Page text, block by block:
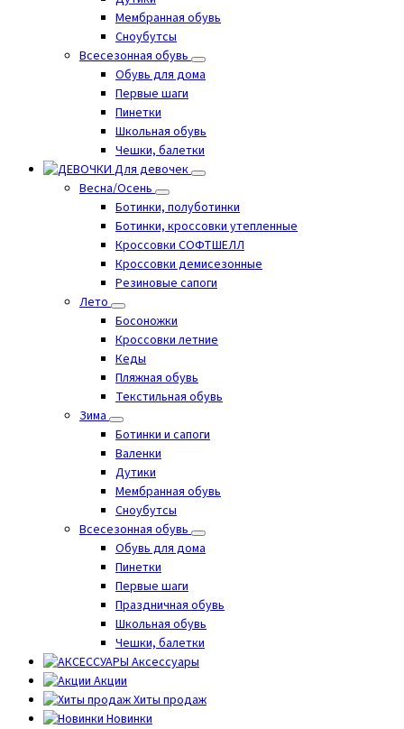
Мембранная обувь
Сноубутсы
Всесезонная обувь
Обувь для дома
Первые шаги
Пинетки
Школьная обувь
Чешки, балетки
Для девочек
Весна/Осень
Ботинки, полуботинки
Ботинки, кроссовки утепленные
Кроссовки СОФТШЕЛЛ
Кроссовки демисезонные
Резиновые сапоги
Лето
Босоножки
Кроссовки летние
Кеды
Пляжная обувь
Текстильная обувь
Зима
Ботинки и сапоги
Валенки
Дутики
Мембранная обувь
Сноубутсы
Всесезонная обувь
Обувь для дома
Пинетки
Первые шаги
Праздничная обувь
Школьная обувь
Чешки, балетки
Аксессуары
Акции
Хиты продаж
Новинки